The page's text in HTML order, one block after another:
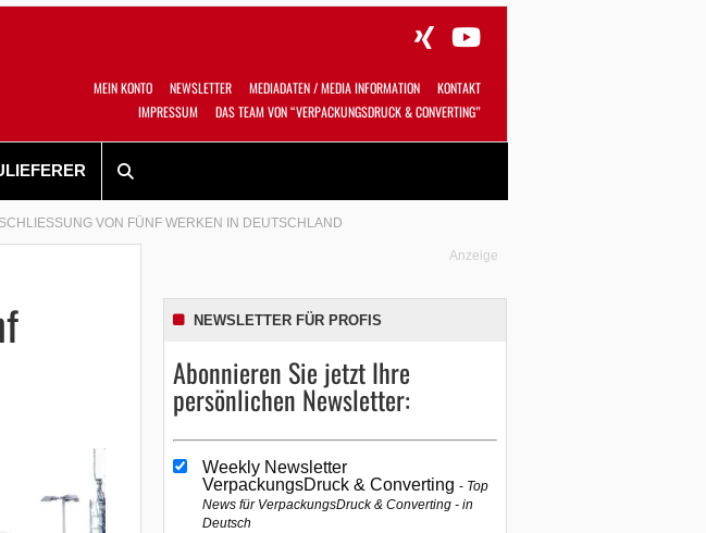
MEIN KONTO NEWSLETTER MEDIADATEN / MEDIA INFORMATION
KONTAKT
IMPRESSUM
DAS TEAM VON “VERPACKUNGSDRUCK & CONVERTING”
VON FÜNF WERKEN IN DEUTSCHLAND
Anzeige
NEWSLETTER FÜR PROFIS
Abonnieren Sie jetzt Ihre
persönlichen Newsletter:
Weekly Newsletter
VerpackungsDruck & Converting Top
News für VerpackungsDruck & Converting - in
Deutsch